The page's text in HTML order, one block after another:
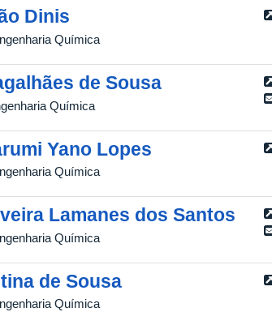
Dinis
Química
de Sousa
Química
Yano Lopes
Química
Lamanes dos Santos
Química
de Sousa
Química